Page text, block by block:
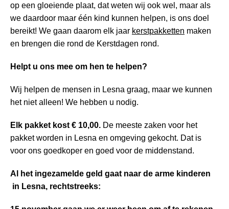
op een gloeiende plaat, dat weten wij ook wel, maar als
we daardoor maar één kind kunnen helpen, is ons doel
bereikt! We gaan daarom elk jaar kerstpakketten maken
en brengen die rond de Kerstdagen rond.
Helpt u ons mee om hen te helpen?
Wij helpen de mensen in Lesna graag, maar we kunnen
het niet alleen! We hebben u nodig.
Elk pakket kost € 10,00. De meeste zaken voor het
pakket worden in Lesna en omgeving gekocht. Dat is
voor ons goedkoper en goed voor de middenstand.
Al het ingezamelde geld gaat naar de arme kinderen
in Lesna, rechtstreeks: